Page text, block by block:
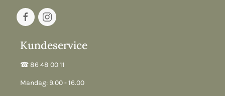
Kundeservice
☎︎ 86 48 00 11
Mandag: 9.00 - 16.00